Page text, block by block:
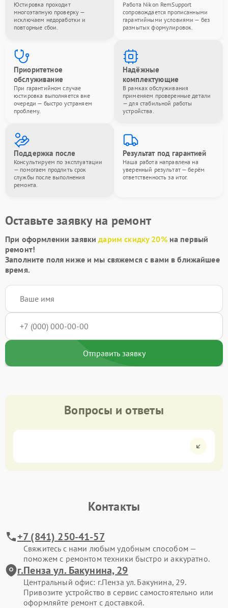
Юстировка проходит
многоэтапную проверку —
исключаем недоработки и
повторные сбои.
Работа Nikon RemSupport
сопровождается прописанными
гарантийными условиями — без
размытых формулировок.
Приоритетное
обслуживание
При гарантийном случае
юстировка выполняется вне
очереди — быстро устраняем
проблему.
Надёжные
комплектующие
В рамках обслуживания
применяем проверенные детали
— для стабильной работы
устройства.
Поддержка после
Консультируем по эксплуатации
— помогаем продлить срок
службы после выполнения
ремонта.
Результат под гарантией
Наша работа направлена на
уверенный результат — берём
ответственность за итог.
Оставьте заявку на ремонт
При оформлении заявкидарим скидку 20%на первый
ремонт!
Заполните поля ниже и мы свяжемся с вами в ближайшее
время.
Отправить заявку
Вопросы и ответы
Контакты
+7 (841) 250-41-57
Свяжитесь с нами любым удобным способом —
поможем с ремонтом техники быстро и аккуратно.
г.Пенза ул. Бакунина, 29
Центральный офис: г.Пенза ул. Бакунина, 29.
Привозите устройство в сервис самостоятельно или
оформляйте ремонт с доставкой.